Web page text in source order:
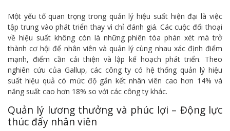
Một yếu tố quan trọng trong quản lý hiệu suất hiện đại là việc
tập trung vào phát triển thay vì chỉ đánh giá. Các cuộc đối thoại
về hiệu suất không còn là những phiên tòa phán xét mà trở
thành cơ hội để nhân viên và quản lý cùng nhau xác định điểm
mạnh, điểm cần cải thiện và lập kế hoạch phát triển. Theo
nghiên cứu của Gallup, các công ty có hệ thống quản lý hiệu
suất hiệu quả có mức độ gắn kết nhân viên cao hơn 14% và
năng suất cao hơn 18% so với các công ty khác.
Quản lý lương thưởng và phúc lợi – Động lực
thúc đẩy nhân viên